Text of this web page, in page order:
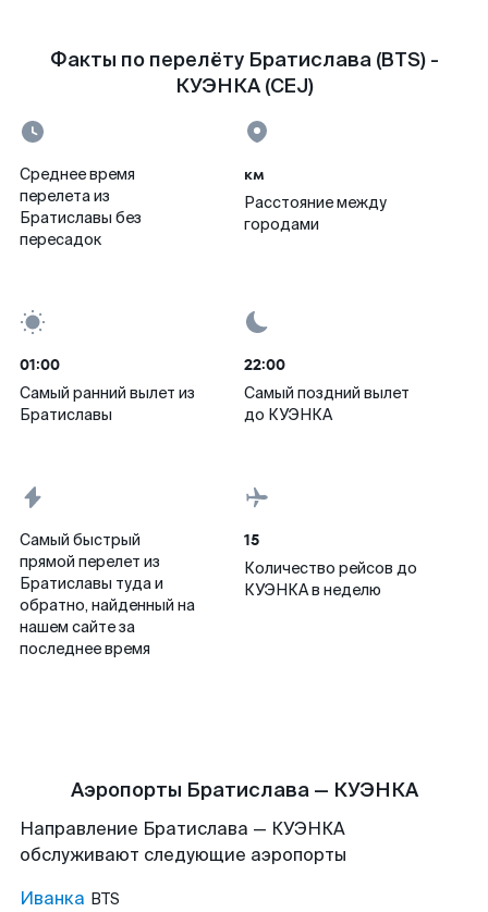
Факты по перелёту Братислава (BTS) -
КУЭНКА (CEJ)
Среднее время
перелета из
Братиславы без
пересадок
км
Расстояние между
городами
01:00
Самый ранний вылет из
Братиславы
22:00
Самый поздний вылет
до КУЭНКА
Самый быстрый
прямой перелет из
Братиславы туда и
обратно, найденный на
нашем сайте за
последнее время
15
Количество рейсов до
КУЭНКА в неделю
Аэропорты Братислава — КУЭНКА
Направление Братислава — КУЭНКА
обслуживают следующие аэропорты
Иванка BTS